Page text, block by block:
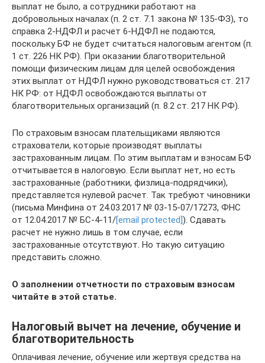
выплат не было, а сотрудники работают на
добровольных началах (п. 2 ст. 7.1 закона № 135-ФЗ), то
справка 2-НДФЛ и расчет 6-НДФЛ не подаются,
поскольку БФ не будет считаться налоговым агентом (п.
1 ст. 226 НК РФ). При оказании благотворительной
помощи физическим лицам для целей освобождения
этих выплат от НДФЛ нужно руководствоваться ст. 217
НК РФ: от НДФЛ освобождаются выплаты от
благотворительных организаций (п. 8.2 ст. 217 НК РФ).
По страховым взносам плательщиками являются
страхователи, которые производят выплаты
застрахованным лицам. По этим выплатам и взносам БФ
отчитывается в налоговую. Если выплат нет, но есть
застрахованные (работники, физлица-подрядчики),
представляется нулевой расчет. Так требуют чиновники
(письма Минфина от 24.03.2017 № 03-15-07/17273, ФНС
от 12.04.2017 № БС-4-11/[email protected]). Сдавать
расчет не нужно лишь в том случае, если
застрахованные отсутствуют. Но такую ситуацию
представить сложно.
О заполнении отчетности по страховым взносам
читайте в этой статье.
Налоговый вычет на лечение, обучение и
благотворительность
Оплачивая лечение, обучение или жертвуя средства на